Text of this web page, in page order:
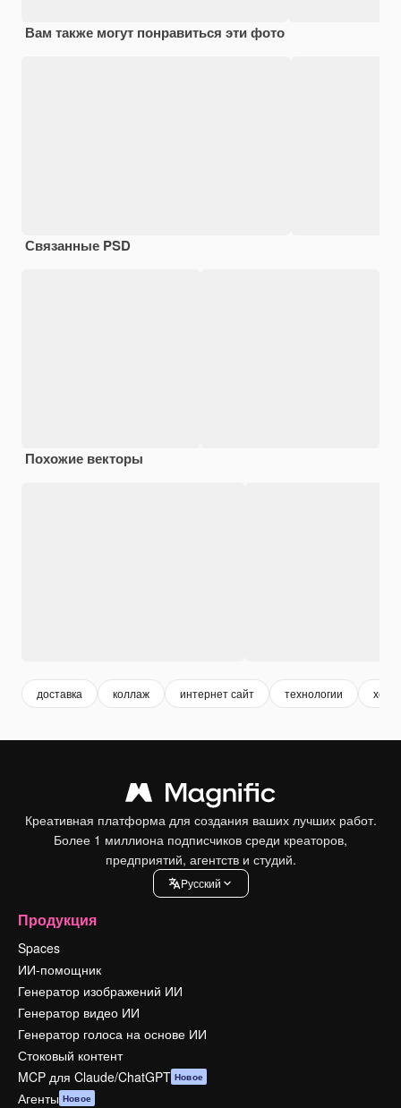
Вам также могут понравиться эти фото
Связанные PSD
Похожие векторы
доставка коллаж интернет сайт технологии
Креативная платформа для создания ваших лучших работ.
Более 1 миллиона подписчиков среди креаторов,
предприятий, агентств и студий.
Pусский
Продукция
Spaces
ИИ-помощник
Генератор изображений ИИ
Генератор видео ИИ
Генератор голоса на основе ИИ
Стоковый контент
MCP для Claude/ChatGPT Новое
Агенты Новое